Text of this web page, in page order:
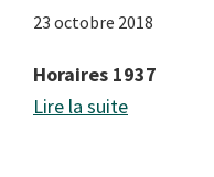
23 octobre 2018
Horaires 1937
Lire la suite